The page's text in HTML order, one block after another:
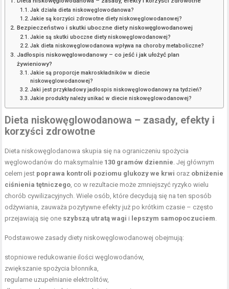
Jak działa dieta niskowęglowodanowa?
Jakie są korzyści zdrowotne diety niskowęglowodanowej?
Bezpieczeństwo i skutki uboczne diety niskowęglowodanowej
Jakie są skutki uboczne diety niskowęglowodanowej?
Jak dieta niskowęglowodanowa wpływa na choroby metaboliczne?
Jadłospis niskowęglowodanowy – co jeść i jak ułożyć plan
żywieniowy?
Jakie są proporcje makroskładników w diecie
niskowęglowodanowej?
Jaki jest przykładowy jadłospis niskowęglowodanowy na tydzień?
Jakie produkty należy unikać w diecie niskowęglowodanowej?
Dieta niskowęglowodanowa – zasady, efekty i
korzyści zdrowotne
Dieta niskowęglodanowa skupia się na ograniczeniu spożycia
węglowodanów do maksymalnie 130 gramów dziennie. Jej głównym
celem jest poprawa kontroli poziomu glukozy we krwi oraz obniżenie
ciśnienia tętniczego, co w rezultacie może zmniejszyć ryzyko wielu
chorób cywilizacyjnych. Wiele osób, które decydują się na ten sposób
odżywiania, zauważa pozytywne efekty już po krótkim czasie – często
przejawiają się one szybszą utratą wagi i lepszym samopoczuciem.
Podstawowe zasady diety niskowęglowodanowej obejmują:
stopniowe redukowanie ilości węglowodanów,
zwiększanie spożycia błonnika,
regularne uzupełnianie elektrolitów,